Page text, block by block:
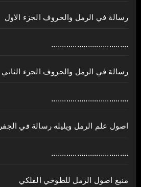
رسالة في الرمل والحروف الجزء الاول
....................................
رسالة في الرمل والحروف الجزء الثاني
....................................
اصول علم الرمل ويليله رسالة في الجفر
....................................
منبع اصول الرمل للطوخي الفلكي